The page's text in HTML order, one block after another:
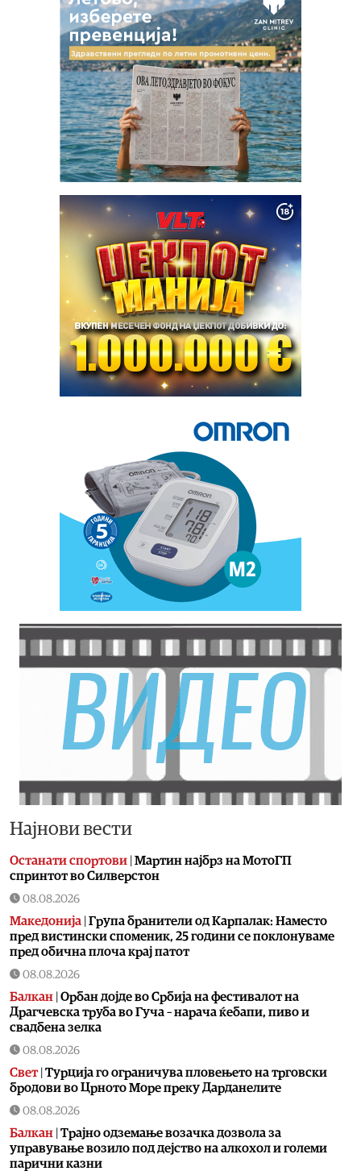
Најнови вести
Останати спортови Мартин најбрз на МотоГП
спринтот во Силверстон
08.08.2026
Македонија Група бранители од Карпалак: Наместо
пред вистински споменик, 25 години се поклонуваме
пред обична плоча крај патот
08.08.2026
Балкан Орбан дојде во Србија на фестивалот на
Драгчевска труба во Гуча – нарача ќебапи, пиво и
свадбена зелка
08.08.2026
Свет| Турција го ограничува пловењето на трговски
бродови во Црното Море преку Дарданелите
08.08.2026
Балкан Трајно одземање возачка дозвола за
управување возило под дејство на алкохол и големи
парични казни